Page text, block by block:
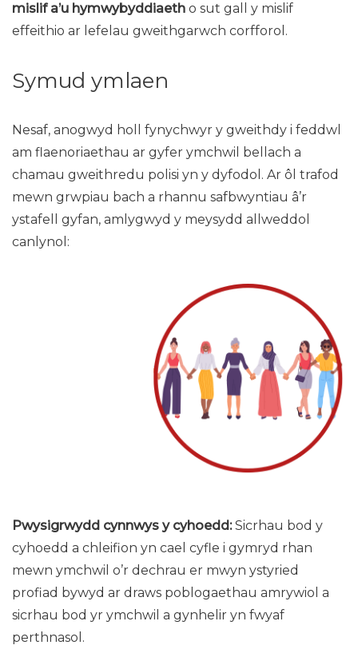
mislif a’u hymwybyddiaeth o sut gall y mislif
effeithio ar lefelau gweithgarwch corfforol.
Symud ymlaen
Nesaf, anogwyd holl fynychwyr y gweithdy i feddwl
am flaenoriaethau ar gyfer ymchwil bellach a
chamau gweithredu polisi yn y dyfodol. Ar ôl trafod
mewn grwpiau bach a rhannu safbwyntiau â’r
ystafell gyfan, amlygwyd y meysydd allweddol
canlynol:
Pwysigrwydd cynnwys y cyhoedd:Sicrhau bod y
cyhoedd a chleifion yn cael cyfle i gymryd rhan
mewn ymchwil o’r dechrau er mwyn ystyried
profiad bywyd ar draws poblogaethau amrywiol a
sicrhau bod yr ymchwil a gynhelir yn fwyaf
perthnasol.